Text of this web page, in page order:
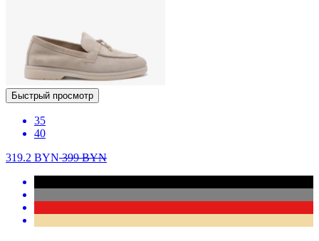
Быстрый просмотр
35
40
319.2 BYN399BYN